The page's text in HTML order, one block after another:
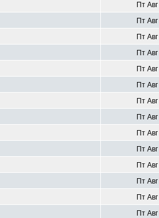
Пт
Пт
Пт
Пт
Пт
Пт
Пт
Пт
Пт
Пт
Пт
Пт
Пт
Пт